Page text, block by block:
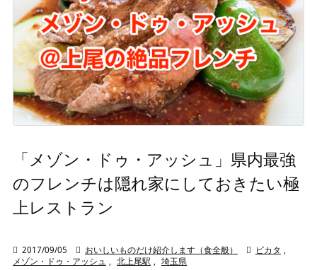
「メゾン・ドゥ・アッシュ」県内最強
のフレンチは隠れ家にしておきたい極
上レストラン
 2017/09/05  おいしいものだけ紹介します（食全般）  ピカタ ,
メゾン・ドゥ・アッシュ , 北上尾駅 , 埼玉県